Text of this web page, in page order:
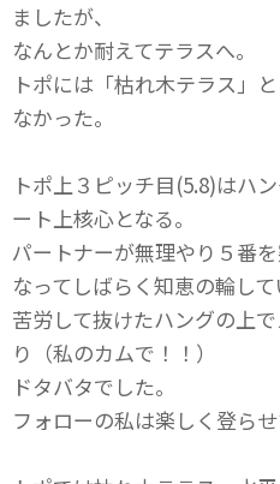
ましたが、
なんとか耐えてテラスへ。
トポには「枯れ木テラス」
なかった。
トポ上３ピッチ目(5.8)はハ
ート上核心となる。
パートナーが無理やり５番
なってしばらく知恵の輪して
苦労して抜けたハングの上
り（私のカムで！！）
ドタバタでした。
フォローの私は楽しく登ら